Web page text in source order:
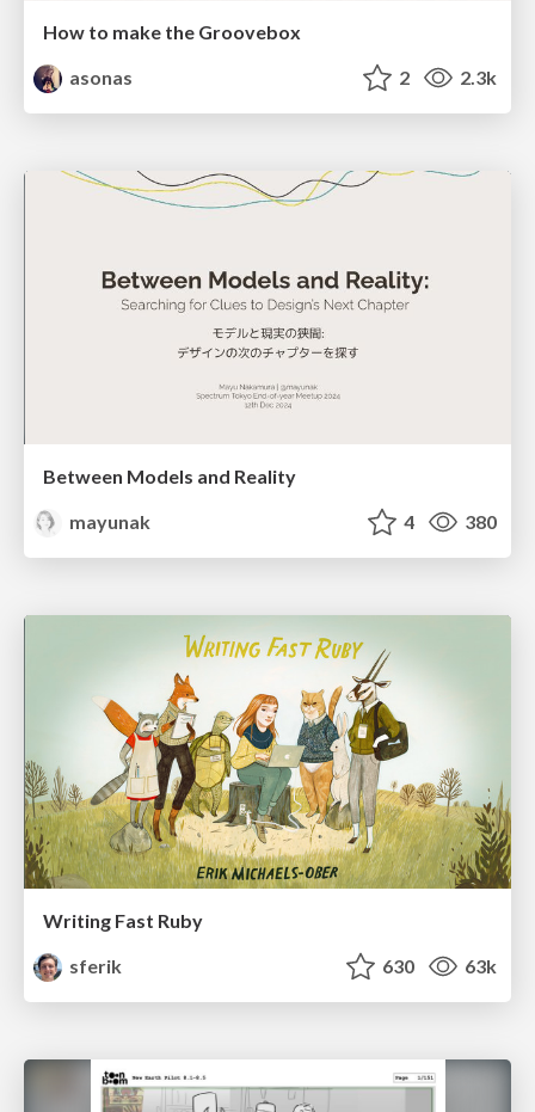
How to make the Groovebox
asonas
2 2.3k
Between Models and Reality
mayunak
4 380
Writing Fast Ruby
sferik
630 63k